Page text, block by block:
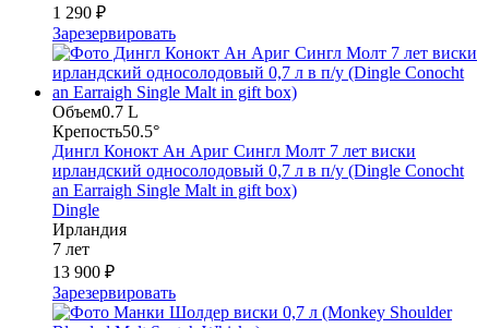
1 290 ₽
Зарезервировать
Объем0.7 L
Крепость50.5°
Дингл Конокт Ан Ариг Сингл Молт 7 лет виски
ирландский односолодовый 0,7 л в п/у (Dingle Conocht
an Earraigh Single Malt in gift box)
Dingle
Ирландия
7 лет
13 900 ₽
Зарезервировать